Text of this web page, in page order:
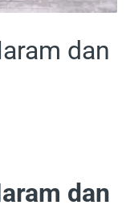
dan
dan